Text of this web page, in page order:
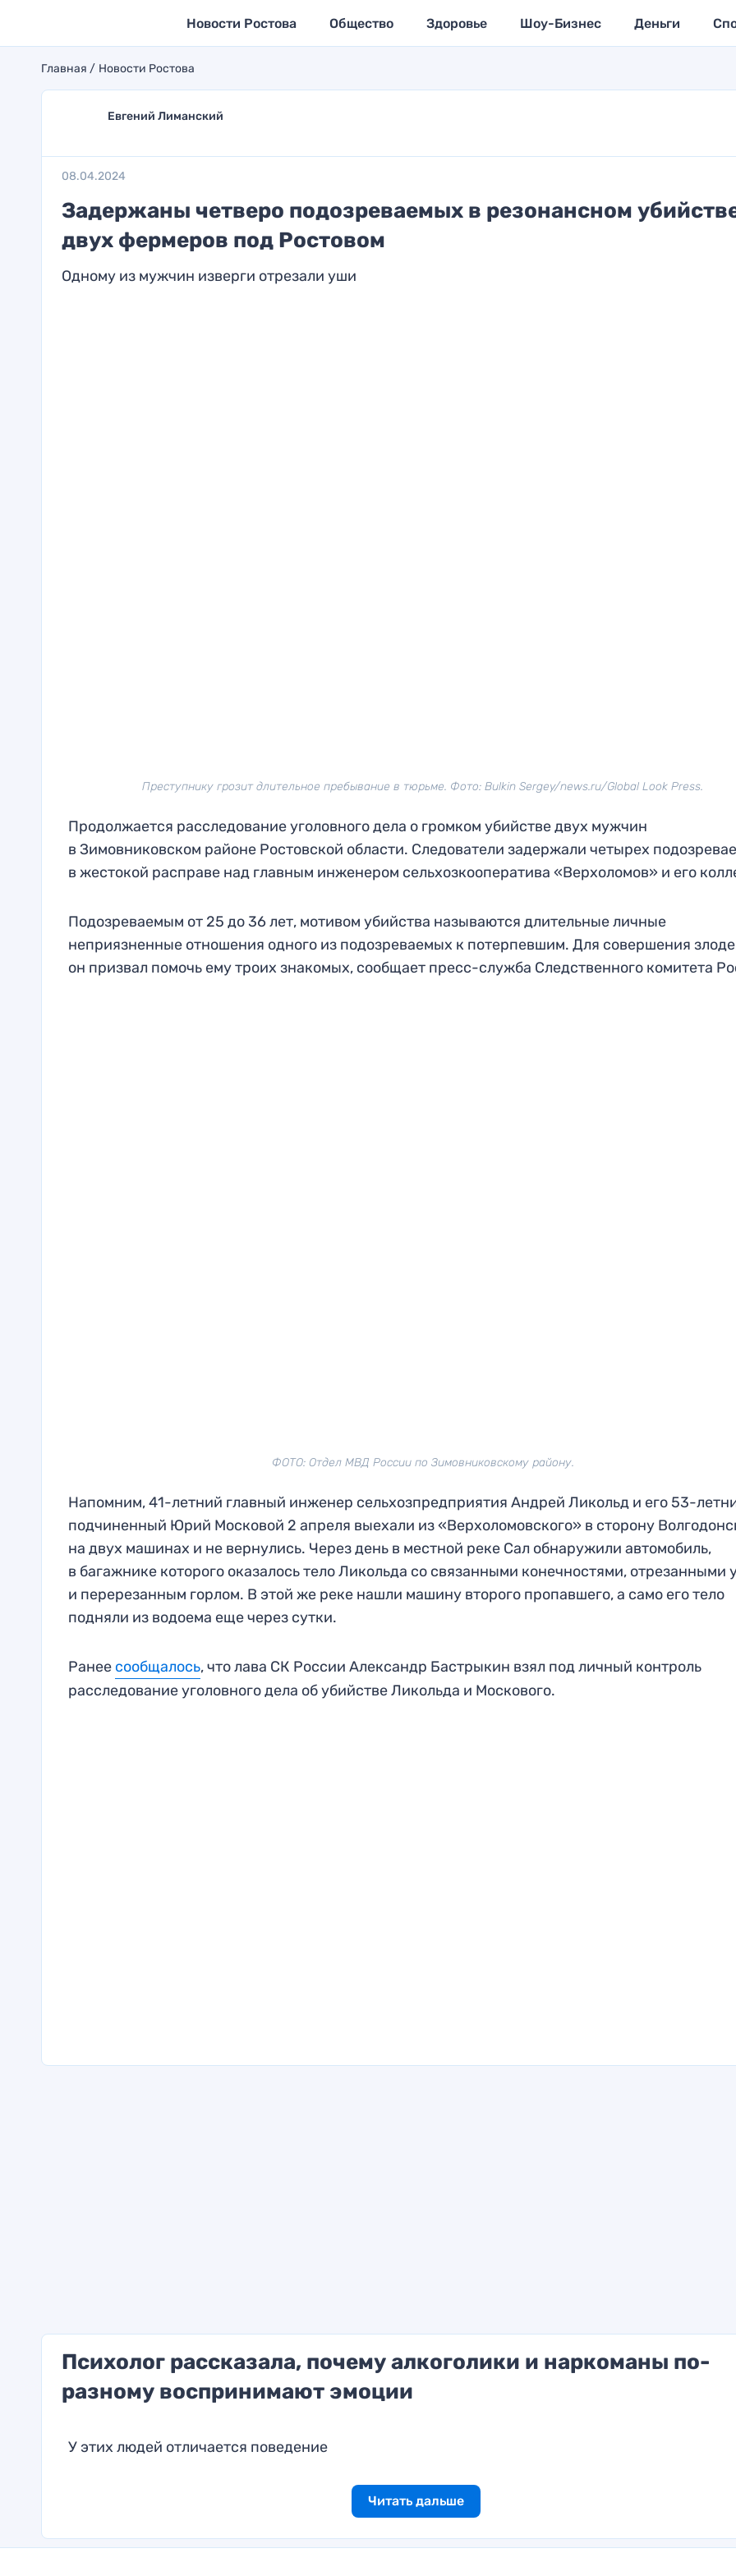
Новости Ростова Общество Здоровье Шоу-Бизнес Деньги
Главная Новости Ростова
Евгений Лиманский
08.04.2024
Задержаны четверо подозреваемых в резонансном
двух фермеров под Ростовом
Одному из мужчин изверги отрезали уши
Преступнику грозит длительное пребывание в тюрьме. Фото: Bulkin Sergey/news.ru/Global Look Press.
Продолжается расследование уголовного дела о громком убийстве двух мужчин
в Зимовниковском районе Ростовской области. Следователи задержали четырех
в жестокой расправе над главным инженером сельхозкооператива «Верхоломов» и его
Подозреваемым от 25 до 36 лет, мотивом убийства называются длительные личные
неприязненные отношения одного из подозреваемых к потерпевшим. Для совершения
он призвал помочь ему троих знакомых, сообщает пресс-служба Следственного комитета
ФОТО: Отдел МВД России по Зимовниковскому району.
Напомним, 41-летний главный инженер сельхозпредприятия Андрей Ликольд и его 53-
подчиненный Юрий Московой 2 апреля выехали из «Верхоломовского» в сторону
на двух машинах и не вернулись. Через день в местной реке Сал обнаружили автомобиль,
в багажнике которого оказалось тело Ликольда со связанными конечностями, отрезанными
и перерезанным горлом. В этой же реке нашли машину второго пропавшего, а само его тело
подняли из водоема еще через сутки.
Ранее сообщалось, что лава СК России Александр Бастрыкин взял под личный контроль
расследование уголовного дела об убийстве Ликольда и Москового.
Психолог рассказала, почему алкоголики и наркоманы по-
разному воспринимают эмоции
У этих людей отличается поведение
Читать дальше